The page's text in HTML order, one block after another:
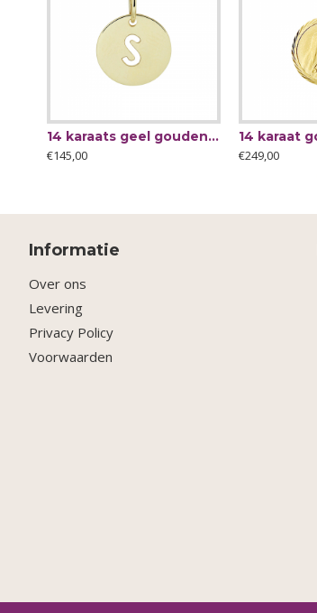
14 karaats geel gouden hanger met letter S 13x10mm - 64221
€145,00
€249,00
Informatie
Over ons
Levering
Privacy Policy
Voorwaarden